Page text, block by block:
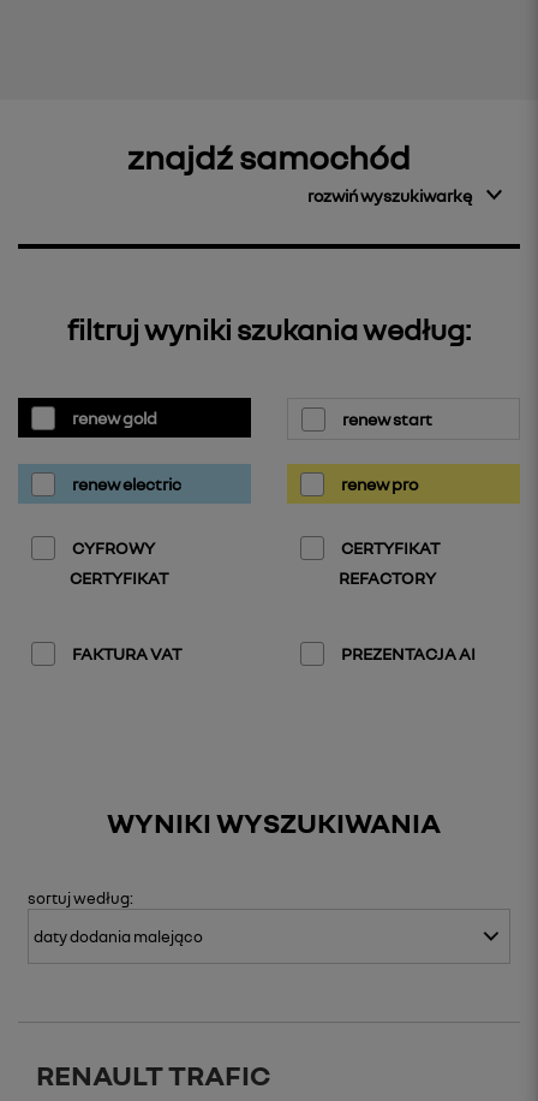
znajdź samochód
rozwiń wyszukiwarkę
filtruj wyniki szukania według:
renew gold renew start
renew electric renew pro
CYFROWY
CERTYFIKAT
CERTYFIKAT
REFACTORY
FAKTURA VAT PREZENTACJA AI
WYNIKI WYSZUKIWANIA
sortujwedług:
RENAULT TRAFIC